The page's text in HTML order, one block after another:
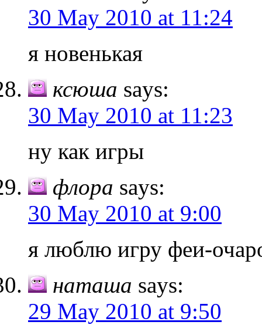
30 May 2010 at 11:24
я новенькая
ксюша says:
30 May 2010 at 11:23
ну как игры
флора says:
30 May 2010 at 9:00
я люблю игру феи-
наташа says:
29 May 2010 at 9:50